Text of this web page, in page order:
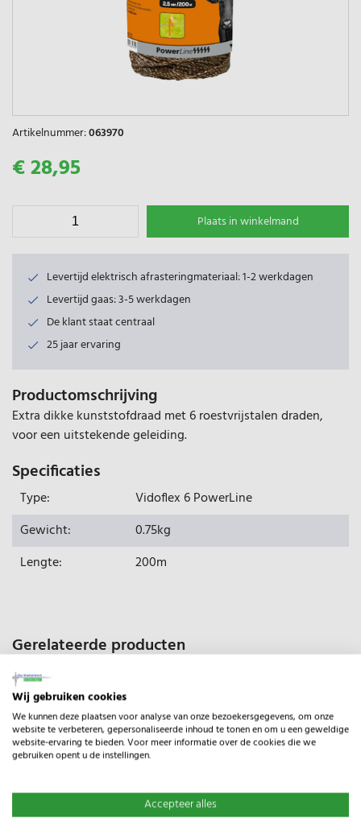
Artikelnummer:063970
€ 28,95
Plaats in winkelmand
Levertijd elektrisch afrasteringmateriaal: 1-2 werkdagen
Levertijd gaas: 3-5 werkdagen
De klant staat centraal
25 jaar ervaring
Productomschrijving
Extra dikke kunststofdraad met 6 roestvrijstalen draden,
voor een uitstekende geleiding.
Specificaties
Type:
Vidoflex 6 PowerLine
Gewicht:
0.75kg
Lengte:
200m
Gerelateerde producten
Wij gebruiken cookies
We kunnen deze plaatsen voor analyse van onze bezoekersgegevens, om onze
website te verbeteren, gepersonaliseerde inhoud te tonen en om u een geweldige
website-ervaring te bieden. Voor meer informatie over de cookies die we
gebruiken opent u de instellingen.
Accepteer alles